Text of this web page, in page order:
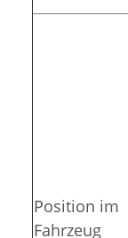
Position im
Fahrzeug